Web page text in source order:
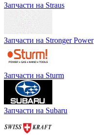
Запчасти на Straus
Запчасти на Stronger Power
Запчасти на Sturm
Запчасти на Subaru